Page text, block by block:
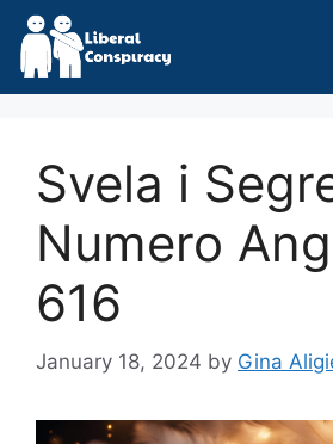
Skip
content
Svela i
Numero
616
January 18, 2024 by Gina